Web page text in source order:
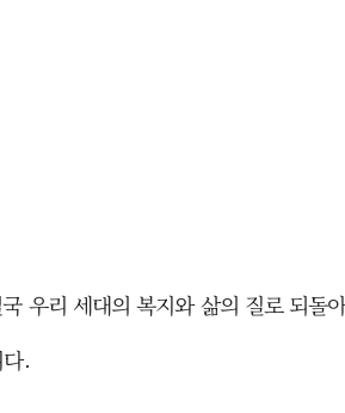
우리 세대의 복지와 삶의 질로 되돌
.